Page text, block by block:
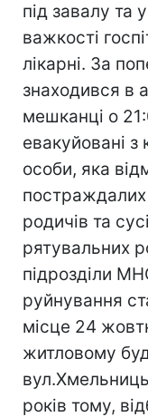
під завалу та
важкості
лікарні. За
знаходився в
мешканці о
евакуйовані з
особи, яка
родичів та
рятувальних
підрозділи
руйнування
місце 24
житловому
років тому,